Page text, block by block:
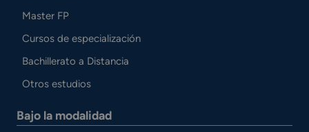
Master FP
Cursos de especialización
Bachillerato a Distancia
Otros estudios
Bajo la modalidad